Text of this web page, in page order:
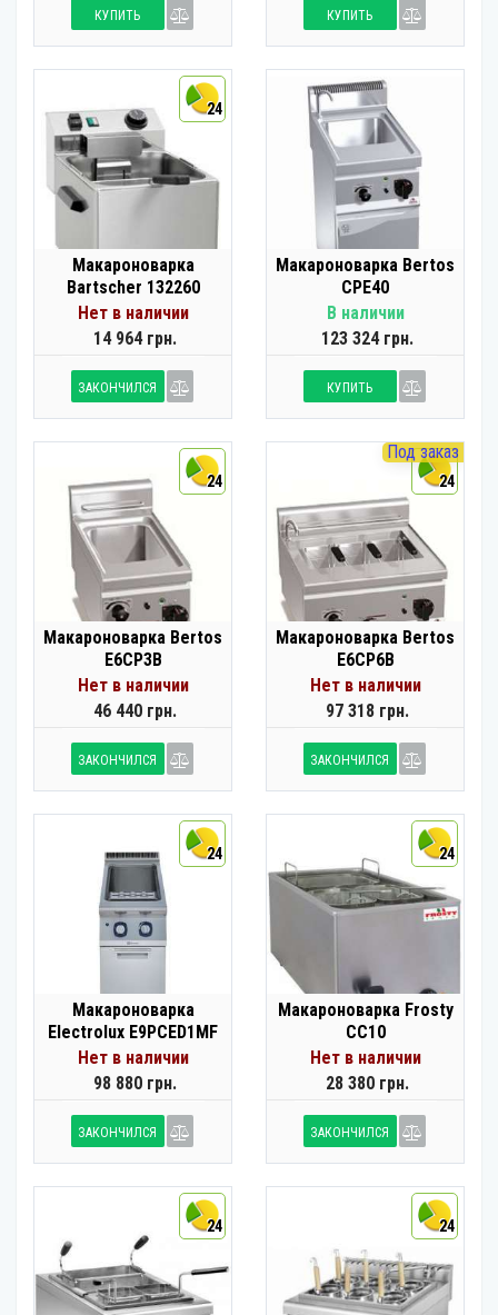
КУПИТЬ КУПИТЬ
24
Макароноварка
Bartscher 132260
Нет в наличии
14 964 грн.
ЗАКОНЧИЛСЯ
Макароноварка Bertos
CPE40
В наличии
123 324 грн.
КУПИТЬ
24
Макароноварка Bertos
E6CP3B
Нет в наличии
46 440 грн.
ЗАКОНЧИЛСЯ
Под заказ
24
Макароноварка Bertos
E6CP6B
Нет в наличии
97 318 грн.
ЗАКОНЧИЛСЯ
24
Макароноварка
Electrolux E9PCED1MF
Нет в наличии
98 880 грн.
ЗАКОНЧИЛСЯ
24
Макароноварка Frosty
CC10
Нет в наличии
28 380 грн.
ЗАКОНЧИЛСЯ
24 24